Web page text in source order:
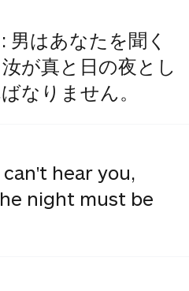
男はあなたを聞く
が真と日の夜とし
なりません。
hear you,
night must be